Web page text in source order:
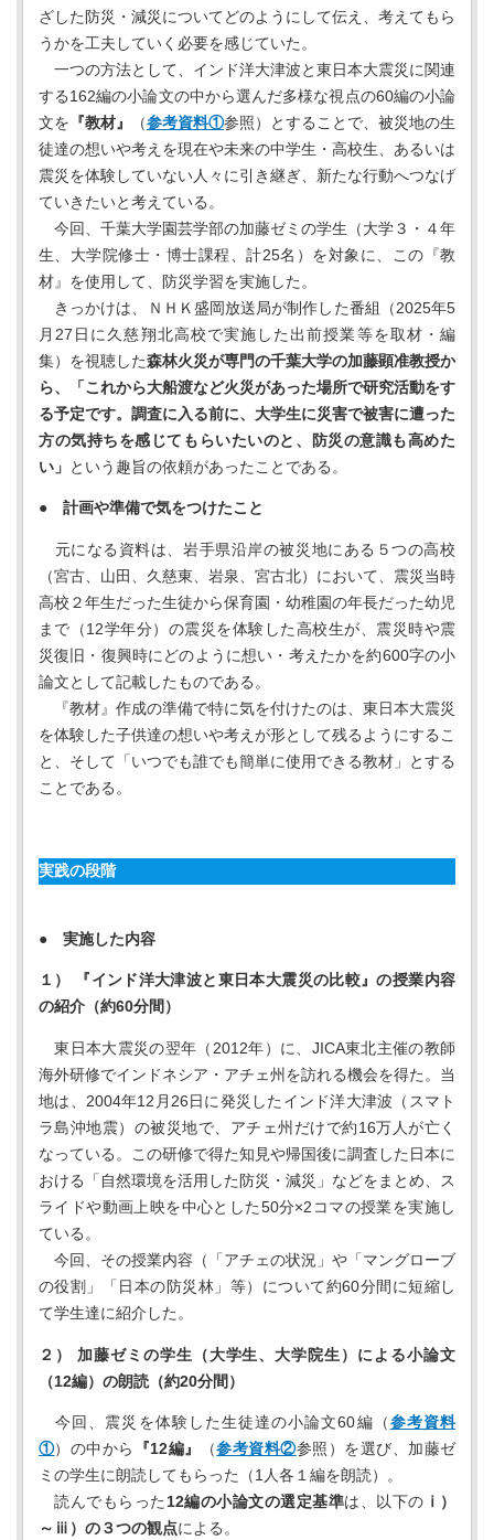
ざした防災・減災についてどのようにして伝え、考えてもら
うかを工夫していく必要を感じていた。
一つの方法として、インド洋大津波と東日本大震災に関連
する162編の小論文の中から選んだ多様な視点の60編の小論
文を 『教材』 （参考資料①参照）とすることで、被災地の生
徒達の想いや考えを現在や未来の中学生・高校生、あるいは
震災を体験していない人々に引き継ぎ、新たな行動へつなげ
ていきたいと考えている。
今回、千葉大学園芸学部の加藤ゼミの学生（大学３・４年
生、大学院修士・博士課程、計25名）を対象に、この『教
材』を使用して、防災学習を実施した。
きっかけは、ＮＨＫ盛岡放送局が制作した番組（2025年5
月27日に久慈翔北高校で実施した出前授業等を取材・編
集）を視聴した森林火災が専門の千葉大学の加藤顕准教授か
ら、「これから大船渡など火災があった場所で研究活動をす
る予定です。調査に入る前に、大学生に災害で被害に遭った
方の気持ちを感じてもらいたいのと、防災の意識も高めた
い」 という趣旨の依頼があったことである。
● 計画や準備で気をつけたこと
元になる資料は、岩手県沿岸の被災地にある５つの高校
（宮古、山田、久慈東、岩泉、宮古北）において、震災当時
高校２年生だった生徒から保育園・幼稚園の年長だった幼児
まで（12学年分）の震災を体験した高校生が、震災時や震
災復旧・復興時にどのように想い・考えたかを約600字の小
論文として記載したものである。
『教材』作成の準備で特に気を付けたのは、東日本大震災
を体験した子供達の想いや考えが形として残るようにするこ
と、そして「いつでも誰でも簡単に使用できる教材」とする
ことである。
実践の段階
● 実施した内容
１） 『インド洋大津波と東日本大震災の比較』の授業内容
の紹介（約60分間）
東日本大震災の翌年（2012年）に、JICA東北主催の教師
海外研修でインドネシア・アチェ州を訪れる機会を得た。当
地は、2004年12月26日に発災したインド洋大津波（スマト
ラ島沖地震）の被災地で、アチェ州だけで約16万人が亡く
なっている。この研修で得た知見や帰国後に調査した日本に
おける「自然環境を活用した防災・減災」などをまとめ、ス
ライドや動画上映を中心とした50分×2コマの授業を実施し
ている。
今回、その授業内容（「アチェの状況」や「マングローブ
の役割」「日本の防災林」等）について約60分間に短縮し
て学生達に紹介した。
２） 加藤ゼミの学生（大学生、大学院生）による小論文
（12編）の朗読（約20分間）
今回、震災を体験した生徒達の小論文60編（ 参考資料
①）の中から 『12編』 （参考資料②参照）を選び、加藤ゼ
ミの学生に朗読してもらった（1人各１編を朗読）。
読んでもらった 12編の小論文の選定基準は、以下の ⅰ）
～ⅲ）の３つの観点による。